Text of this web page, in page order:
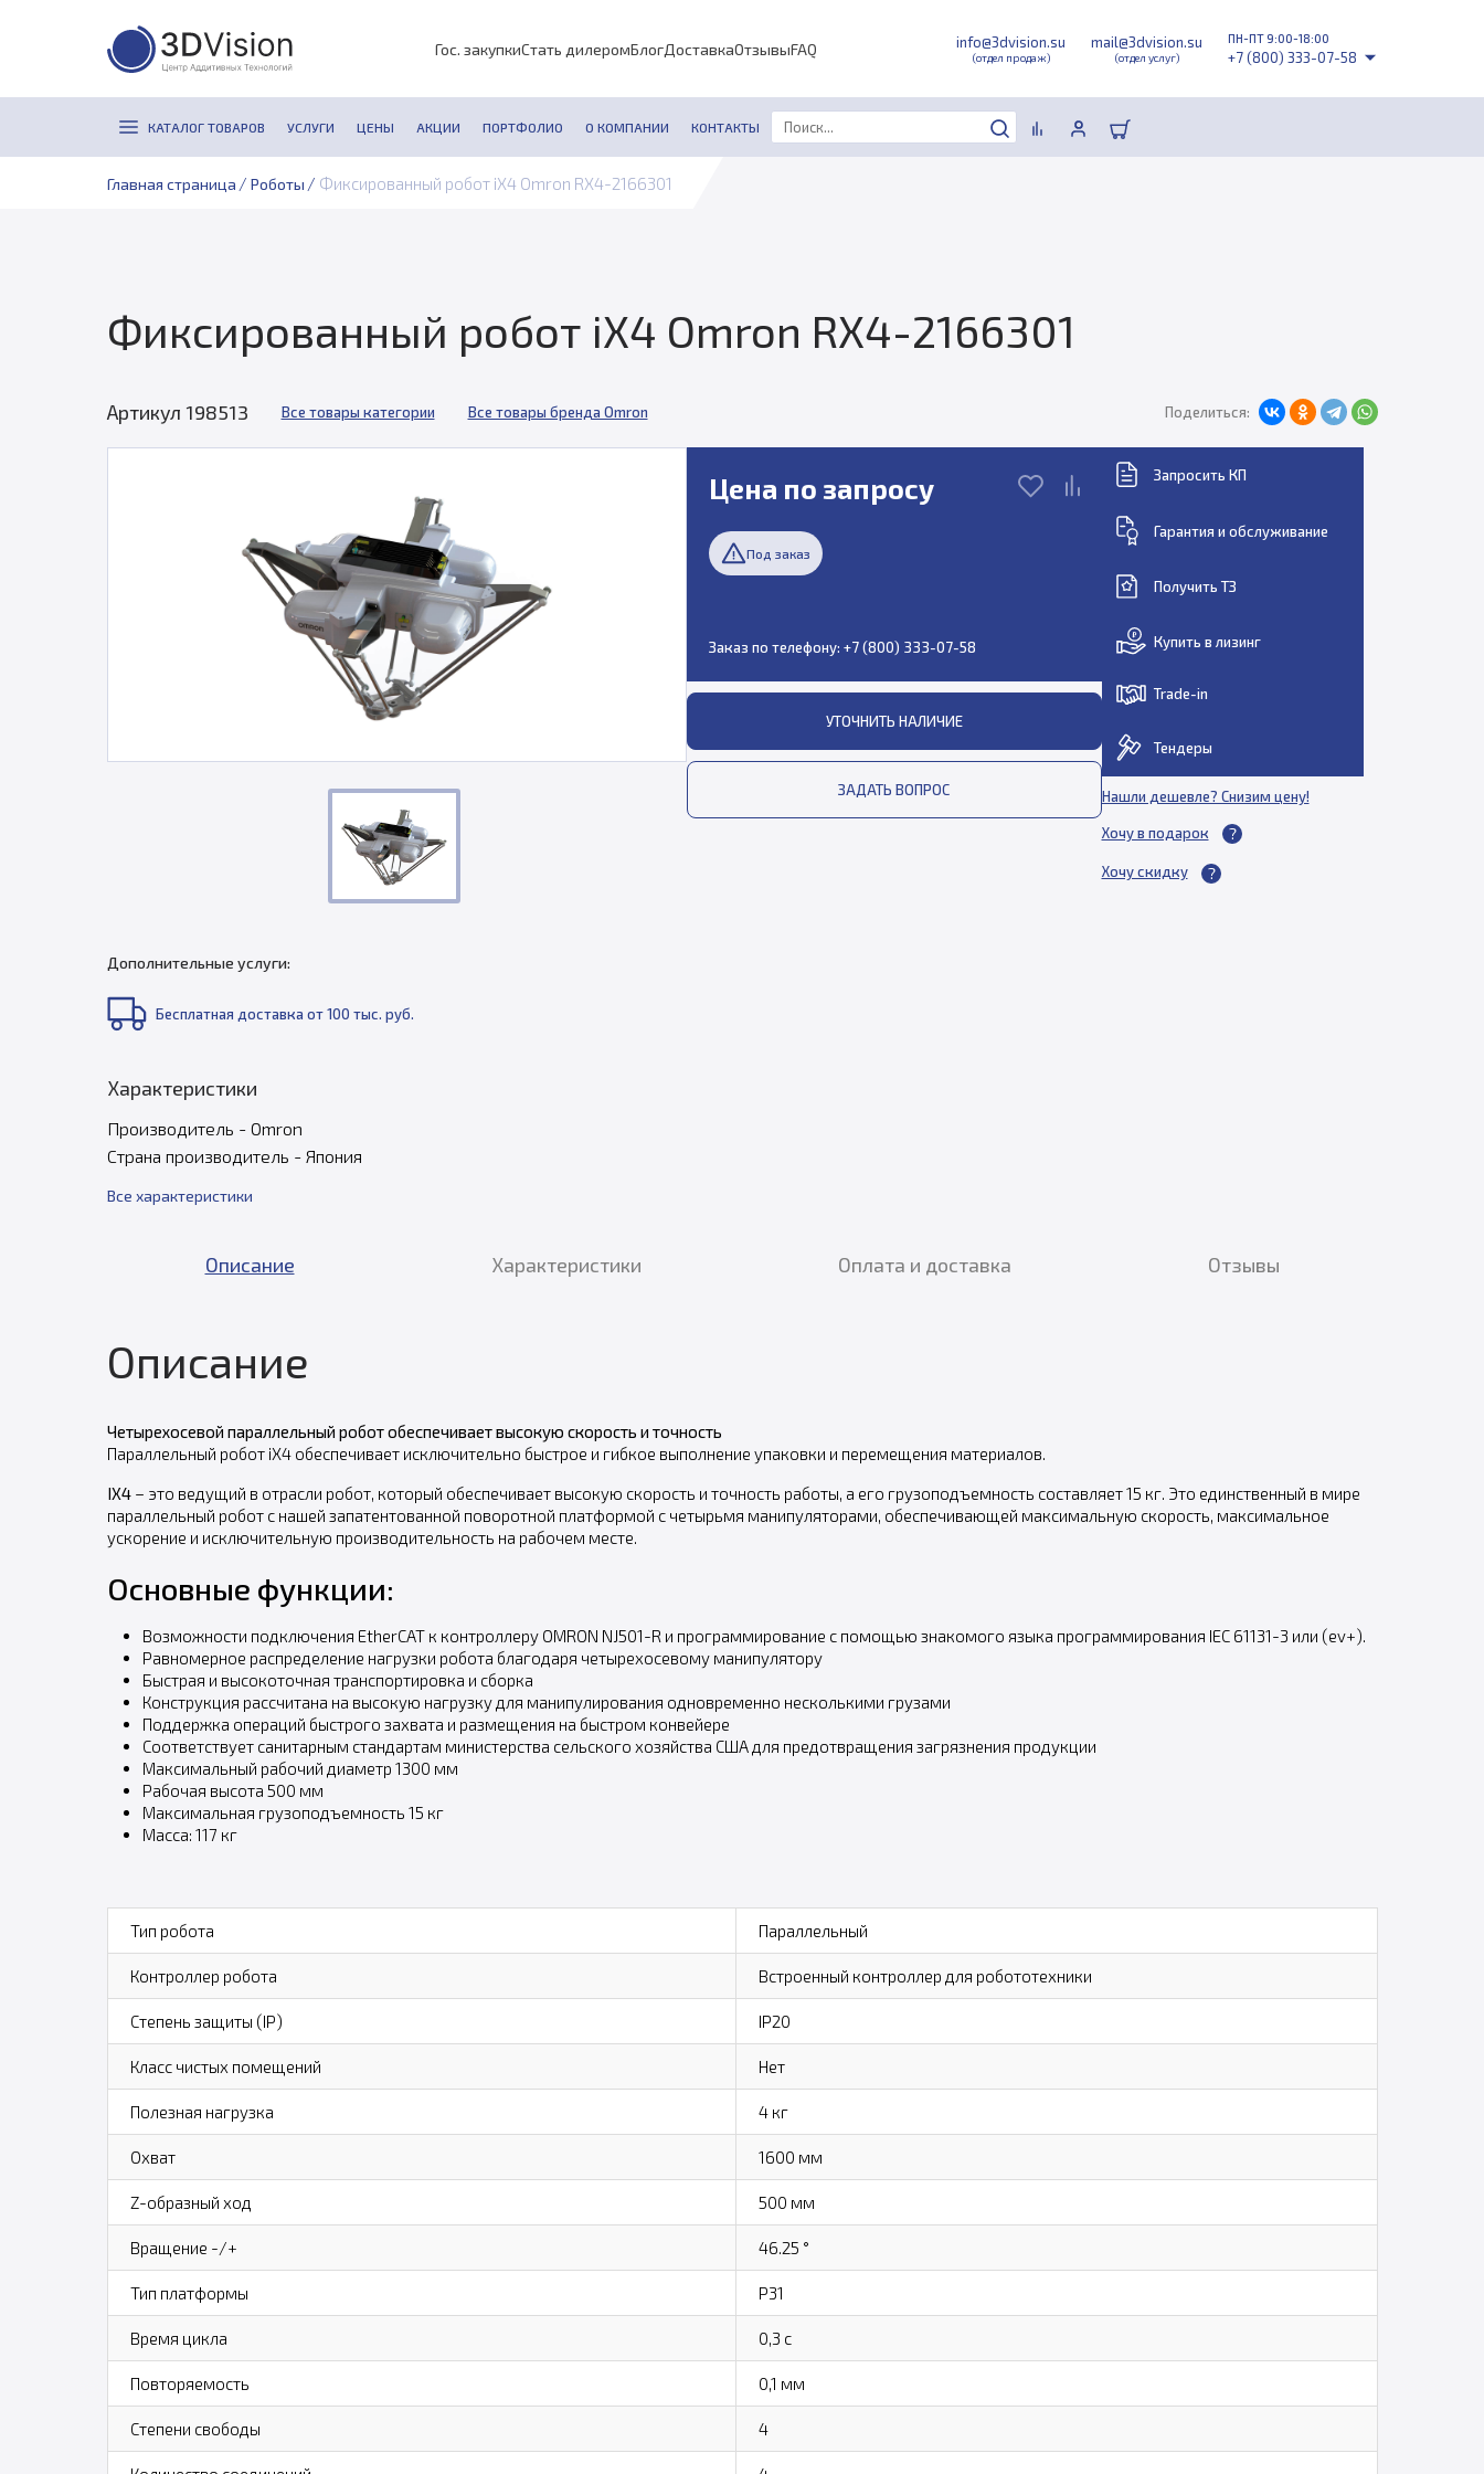
Гос. закупкиСтать дилеромБлогДоставкаОтзывыFAQ info@3dvision.su
(отдел продаж)
mail@3dvision.su
(отдел услуг)
ПН-ПТ 9:00-18:00
+7 (800) 333-07-58
КАТАЛОГ ТОВАРОВ УСЛУГИ ЦЕНЫ АКЦИИ ПОРТФОЛИО О КОМПАНИИ КОНТАКТЫ
Главная страница / Роботы / Фиксированный робот iX4 Omron RX4-2166301
Фиксированный робот iX4 Omron RX4-2166301
Артикул 198513 Все товары категории Все товары бренда Omron Поделиться:
Цена по запросу
Под заказ
Заказ по телефону: +7 (800) 333-07-58
УТОЧНИТЬ НАЛИЧИЕ
ЗАДАТЬ ВОПРОС
Запросить КП
Гарантия и обслуживание
Получить ТЗ
Купить в лизинг
Trade-in
Тендеры
Нашли дешевле? Снизим цену!
Хочу в подарок
Хочу скидку
Дополнительные услуги:
Бесплатная доставка от 100 тыс. руб.
Характеристики
Производитель - Omron
Страна производитель - Япония
Все характеристики
Описание Характеристики Оплата и доставка Отзывы
Описание
Четырехосевой параллельный робот обеспечивает высокую скорость и точность
Параллельный робот iX4 обеспечивает исключительно быстрое и гибкое выполнение упаковки и перемещения материалов.
IX4– это ведущий в отрасли робот, который обеспечивает высокую скорость и точность работы, а его грузоподъемность составляет 15 кг. Это единственный в мире
параллельный робот с нашей запатентованной поворотной платформой с четырьмя манипуляторами, обеспечивающей максимальную скорость, максимальное
ускорение и исключительную производительность на рабочем месте.
Основные функции:
Возможности подключения EtherCAT к контроллеру OMRON NJ501-R и программирование с помощью знакомого языка программирования IEC 61131-3 или (ev+).
Равномерное распределение нагрузки робота благодаря четырехосевому манипулятору
Быстрая и высокоточная транспортировка и сборка
Конструкция рассчитана на высокую нагрузку для манипулирования одновременно несколькими грузами
Поддержка операций быстрого захвата и размещения на быстром конвейере
Соответствует санитарным стандартам министерства сельского хозяйства США для предотвращения загрязнения продукции
Максимальный рабочий диаметр 1300 мм
Рабочая высота 500 мм
Максимальная грузоподъемность 15 кг
Масса: 117 кг
Тип робота Параллельный
Контроллер робота Встроенный контроллер для робототехники
Степень защиты (IP) IP20
Класс чистых помещений Нет
Полезная нагрузка 4 кг
Охват 1600 мм
Z-образный ход 500 мм
Вращение -/+ 46.25 °
Тип платформы Р31
Время цикла 0,3 с
Повторяемость 0,1 мм
Степени свободы 4